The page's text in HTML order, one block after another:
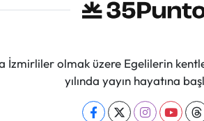
olmak üzere Egelilerin
yılında yayın hayatına